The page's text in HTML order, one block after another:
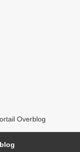
Overblog